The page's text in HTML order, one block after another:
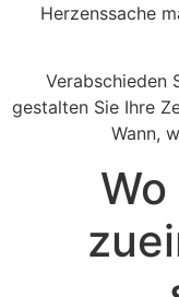
Herzenssache
Verabschieden
gestalten Sie Ihre
Wann,